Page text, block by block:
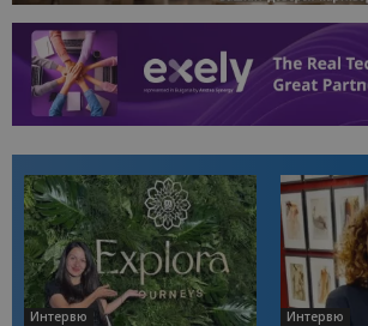
Интервю Интервю